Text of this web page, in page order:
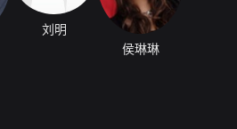
刘明
侯琳琳